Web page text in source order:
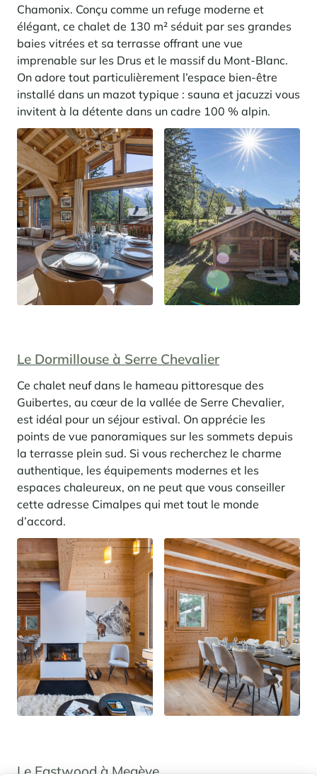
Chamonix. Conçu comme un refuge moderne et
élégant, ce chalet de 130 m² séduit par ses grandes
baies vitrées et sa terrasse offrant une vue
imprenable sur les Drus et le massif du Mont-Blanc.
On adore tout particulièrement l’espace bien-être
installé dans un mazot typique : sauna et jacuzzi vous
invitent à la détente dans un cadre 100 % alpin.
Le Dormillouse à Serre Chevalier
Ce chalet neuf dans le hameau pittoresque des
Guibertes, au cœur de la vallée de Serre Chevalier,
est idéal pour un séjour estival. On apprécie les
points de vue panoramiques sur les sommets depuis
la terrasse plein sud. Si vous recherchez le charme
authentique, les équipements modernes et les
espaces chaleureux, on ne peut que vous conseiller
cette adresse Cimalpes qui met tout le monde
d’accord.
Le Eastwood à Megève